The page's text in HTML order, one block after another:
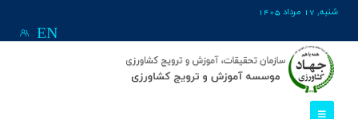
شنبه, 17 مرداد 1405
EN